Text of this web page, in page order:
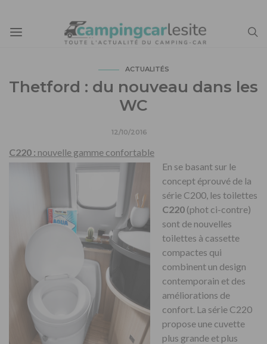
ACTUALITÉS
Thetford : du nouveau dans les
WC
12/10/2016
C220 : nouvelle gamme confortable
En se basant sur le
concept éprouvé de la
série C200, les toilettes
C220 (phot ci-contre)
sont de nouvelles
toilettes à cassette
compactes qui
combinent un design
contemporain et des
améliorations de
confort. La série C220
propose une cuvette
plus grande et plus